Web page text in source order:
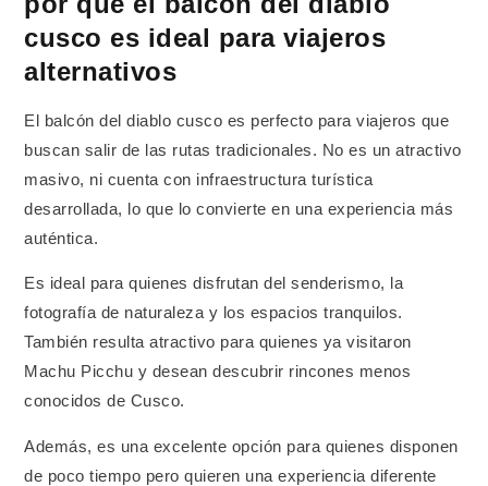
cusco es ideal para viajeros
alternativos
El balcón del diablo cusco es perfecto para viajeros que
buscan salir de las rutas tradicionales. No es un atractivo
masivo, ni cuenta con infraestructura turística
desarrollada, lo que lo convierte en una experiencia más
auténtica.
Es ideal para quienes disfrutan del senderismo, la
fotografía de naturaleza y los espacios tranquilos.
También resulta atractivo para quienes ya visitaron
Machu Picchu y desean descubrir rincones menos
conocidos de Cusco.
Además, es una excelente opción para quienes disponen
de poco tiempo pero quieren una experiencia diferente